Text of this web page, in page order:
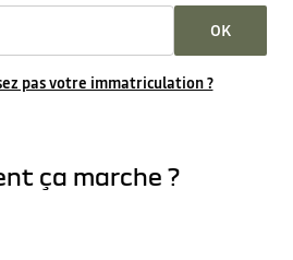
OK
pas votre immatriculation ?
ça marche ?